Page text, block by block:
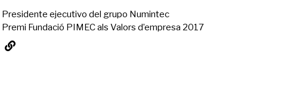
Presidente ejecutivo del grupo Numintec
Premi Fundació PIMEC als Valors d’empresa 2017